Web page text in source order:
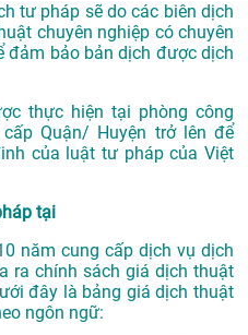
tư pháp sẽ do các biên dịch
chuyên nghiệp có chuyên
đảm bảo bản dịch được dịch
thực hiện tại phòng công
Quận/ Huyện trở lên để
của luật tư pháp của Việt
tại
năm cung cấp dịch vụ dịch
ra chính sách giá dịch thuật
đây là bảng giá dịch thuật
ngôn ngữ: